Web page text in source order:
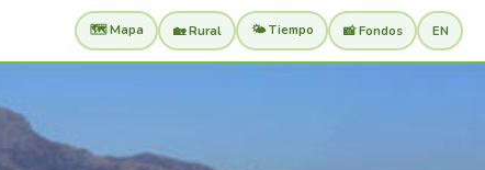
🗺️ Mapa 🏡 Rural 🌤️ Tiempo 📸 Fondos EN